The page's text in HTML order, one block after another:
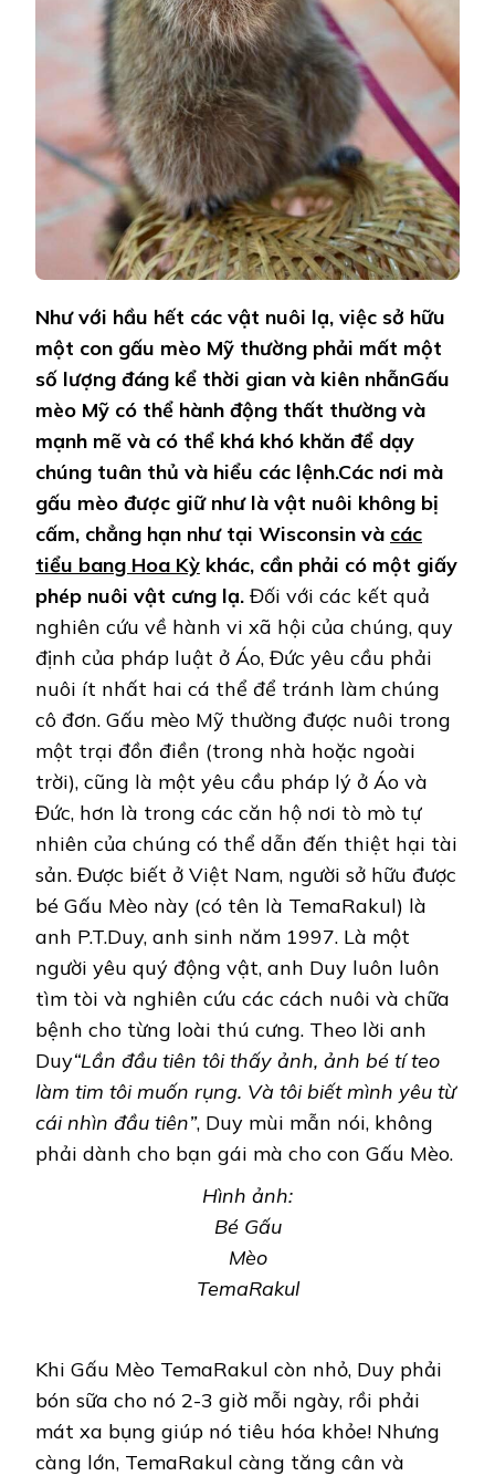
Như với hầu hết các vật nuôi lạ, việc sở hữu
một con gấu mèo Mỹ thường phải mất một
số lượng đáng kể thời gian và kiên nhẫnGấu
mèo Mỹ có thể hành động thất thường và
mạnh mẽ và có thể khá khó khăn để dạy
chúng tuân thủ và hiểu các lệnh.Các nơi mà
gấu mèo được giữ như là vật nuôi không bị
cấm, chẳng hạn như tại Wisconsin và các
tiểu bang Hoa Kỳ khác, cần phải có một giấy
phép nuôi vật cưng lạ. Đối với các kết quả
nghiên cứu về hành vi xã hội của chúng, quy
định của pháp luật ở Áo, Đức yêu cầu phải
nuôi ít nhất hai cá thể để tránh làm chúng
cô đơn. Gấu mèo Mỹ thường được nuôi trong
một trại đồn điền (trong nhà hoặc ngoài
trời), cũng là một yêu cầu pháp lý ở Áo và
Đức, hơn là trong các căn hộ nơi tò mò tự
nhiên của chúng có thể dẫn đến thiệt hại tài
sản. Được biết ở Việt Nam, người sở hữu được
bé Gấu Mèo này (có tên là TemaRakul) là
anh P.T.Duy, anh sinh năm 1997. Là một
người yêu quý động vật, anh Duy luôn luôn
tìm tòi và nghiên cứu các cách nuôi và chữa
bệnh cho từng loài thú cưng. Theo lời anh
Duy“Lần đầu tiên tôi thấy ảnh, ảnh bé tí teo
làm tim tôi muốn rụng. Và tôi biết mình yêu từ
cái nhìn đầu tiên”, Duy mùi mẫn nói, không
phải dành cho bạn gái mà cho con Gấu Mèo.
Hình ảnh:
Bé Gấu
Mèo
TemaRakul
Khi Gấu Mèo TemaRakul còn nhỏ, Duy phải
bón sữa cho nó 2-3 giờ mỗi ngày, rồi phải
mát xa bụng giúp nó tiêu hóa khỏe! Nhưng
càng lớn, TemaRakul càng tăng cân và